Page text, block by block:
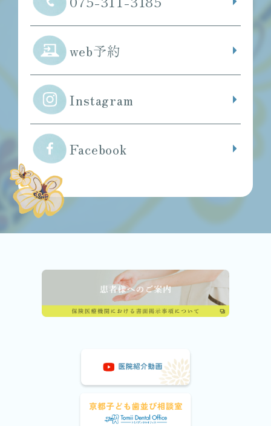
web予約
Instagram
Facebook